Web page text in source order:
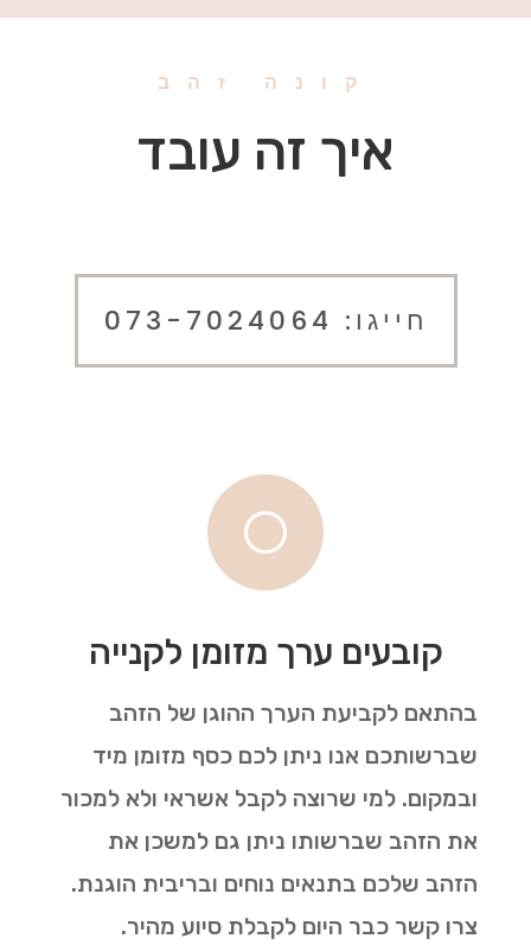
קונה זהב
איך זה עובד
חייגו: 073-7024064
[
קובעים ערך מזומן לקנייה
בהתאם לקביעת הערך ההוגן של הזהב
שברשותכם אנו ניתן לכם כסף מזומן מיד
ובמקום. למי שרוצה לקבל אשראי ולא למכור
את הזהב שברשותו ניתן גם למשכן את
הזהב שלכם בתנאים נוחים ובריבית הוגנת.
צרו קשר כבר היום לקבלת סיוע מהיר.